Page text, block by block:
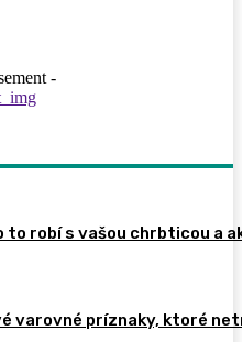
-
to robí s vašou chrbticou a
varovné príznaky, ktoré